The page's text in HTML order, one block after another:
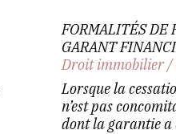
FORMALITÉS DE
GARANT
Droit immobilier/
Lorsque la
n’est pas
dont la garantie a